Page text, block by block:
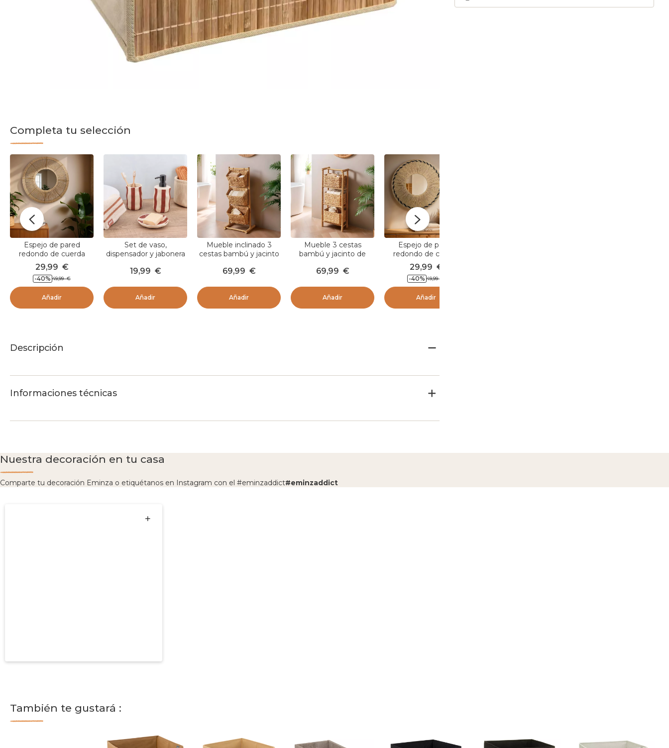
Completa tu selección
Espejo de pared
redondo de cuerda
(D60 cm) Suva Natural
29,99 €
-40% 49,99 €
Añadir
Set de vaso,
dispensador y jabonera
Taupe
19,99 €
Añadir
Mueble inclinado 3
cestas bambú y jacinto
69,99 €
Añadir
Mueble 3 cestas
bambú y jacinto de
69,99 €
Añadir
Espejo de pared
redondo de cuerda
(D65 cm) Tuvalu Natural
29,99 €
-40% 49,99
Añadir
Descripción
Informaciones técnicas
Nuestra decoración en tu casa
Comparte tu decoración Eminza o etiquétanos en Instagram con el #eminzaddict
También te gustará :